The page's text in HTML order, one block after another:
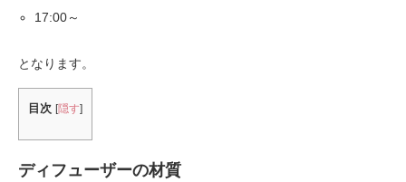
17:00～
となります。
目次 [隠す]
ディフューザーの材質